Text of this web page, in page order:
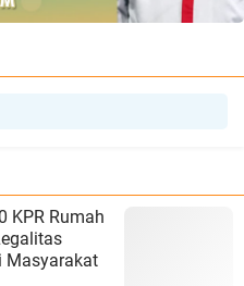
KPR Rumah
Masyarakat